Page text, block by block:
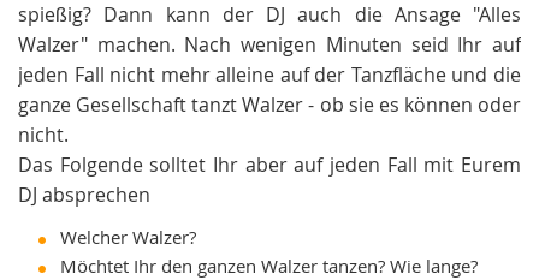
spießig? Dann kann der DJ auch die Ansage "Alles
Walzer" machen. Nach wenigen Minuten seid Ihr auf
jeden Fall nicht mehr alleine auf der Tanzfläche und die
ganze Gesellschaft tanzt Walzer - ob sie es können oder
nicht.
Das Folgende solltet Ihr aber auf jeden Fall mit Eurem
DJ absprechen
Welcher Walzer?
Möchtet Ihr den ganzen Walzer tanzen? Wie lange?